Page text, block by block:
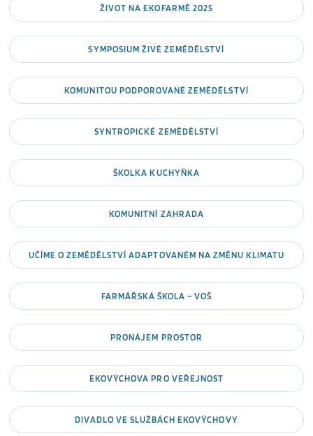
ŽIVOT NA EKOFARMĚ 2025
SYMPOSIUM ŽIVÉ ZEMĚDĚLSTVÍ
KOMUNITOU PODPOROVANÉ ZEMĚDĚLSTVÍ
SYNTROPICKÉ ZEMĚDĚLSTVÍ
ŠKOLKA KUCHYŇKA
KOMUNITNÍ ZAHRADA
UČÍME O ZEMĚDĚLSTVÍ ADAPTOVANÉM NA ZMĚNU KLIMATU
FARMÁŘSKÁ ŠKOLA – VOŠ
PRONÁJEM PROSTOR
EKOVÝCHOVA PRO VEŘEJNOST
DIVADLO VE SLUŽBÁCH EKOVÝCHOVY